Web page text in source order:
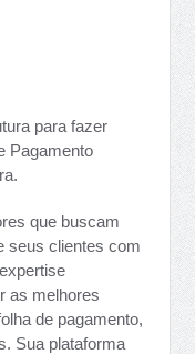
para fazer
Pagamento
que buscam
seus clientes com
as melhores
de pagamento,
Sua plataforma